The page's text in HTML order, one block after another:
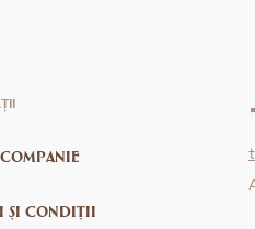
și condiții